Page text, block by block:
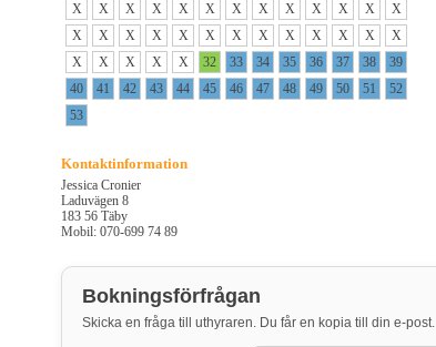
X
X X X X X X X X X X X
X
X
X X X X X X X X X X X
X
X
X X X X 32 33 34 35 36 37 38
39
40
41 42 43 44 45 46 47 48 49 50 51
52
53
Kontaktinformation
Jessica Cronier
Laduvägen 8
183 56 Täby
Mobil: 070-699 74 89
Bokningsförfrågan
Skicka en fråga till uthyraren. Du får en kopia till din e-post.